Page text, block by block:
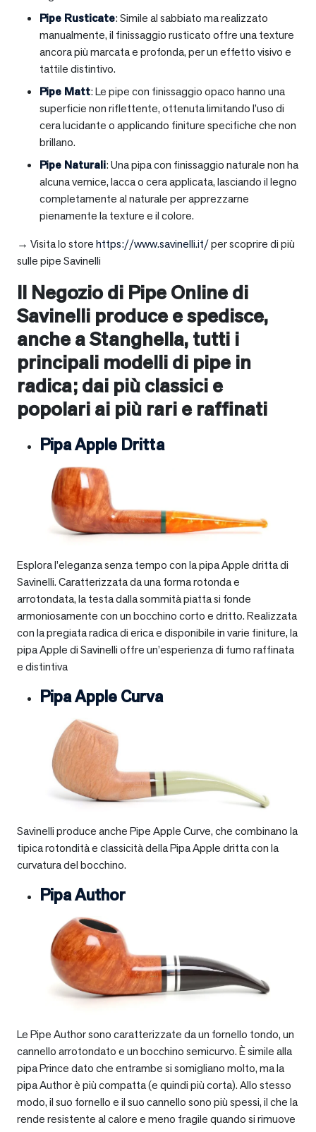
Pipe Rusticate: Simile al sabbiato ma realizzato
manualmente, il finissaggio rusticato offre una texture
ancora più marcata e profonda, per un effetto visivo e
tattile distintivo.
Pipe Matt: Le pipe con finissaggio opaco hanno una
superficie non riflettente, ottenuta limitando l’uso di
cera lucidante o applicando finiture specifiche che non
brillano.
Pipe Naturali: Una pipa con finissaggio naturale non ha
alcuna vernice, lacca o cera applicata, lasciando il legno
completamente al naturale per apprezzarne
pienamente la texture e il colore.
→ Visita lo storehttps://www.savinelli.it/per scoprire di più
sulle pipe Savinelli
Il Negozio di Pipe Online di
Savinelli produce e spedisce,
anche aStanghella, tutti i
principali modelli di pipe in
radica; dai più classici e
popolari ai più rari e raffinati
Pipa Apple Dritta
Esplora l’eleganza senza tempo con la pipa Apple dritta di
Savinelli. Caratterizzata da una forma rotonda e
arrotondata, la testa dalla sommità piatta si fonde
armoniosamente con un bocchino corto e dritto. Realizzata
con la pregiata radica di erica e disponibile in varie finiture, la
pipa Apple di Savinelli offre un’esperienza di fumo raffinata
e distintiva
Pipa Apple Curva
Savinelli produce anche Pipe Apple Curve, che combinano la
tipica rotondità e classicità della Pipa Apple dritta con la
curvatura del bocchino.
Pipa Author
Le Pipe Author sono caratterizzate da un fornello tondo, un
cannello arrotondato e un bocchino semicurvo. È simile alla
pipa Prince dato che entrambe si somigliano molto, ma la
pipa Author è più compatta (e quindi più corta). Allo stesso
modo, il suo fornello e il suo cannello sono più spessi, il che la
rende resistente al calore e meno fragile quando si rimuove